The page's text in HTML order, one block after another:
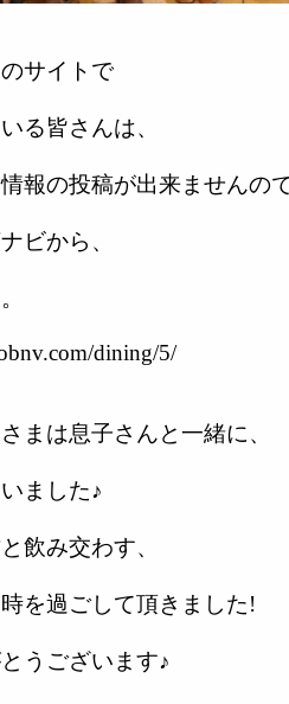
サイトで
る皆さんは、
報の投稿が出来ませんの
ビから、
dining/5/
まは息子さんと一緒に、
ました♪
飲み交わす、
を過ごして頂きました!
うございます♪